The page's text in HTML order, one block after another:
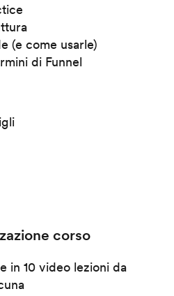
(e come usarle)
di Funnel
corso
in 10 video lezioni da